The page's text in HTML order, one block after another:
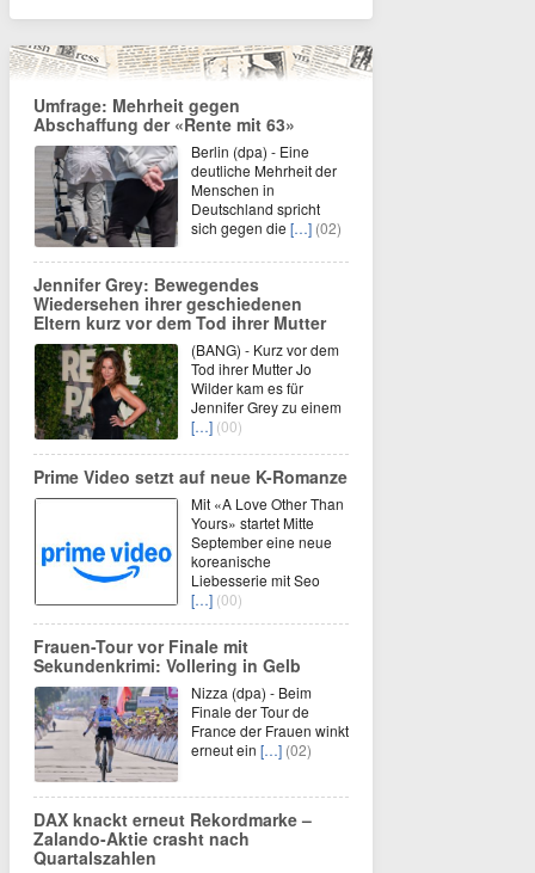
Umfrage: Mehrheit gegen
Abschaffung der «Rente mit 63»
Berlin (dpa) - Eine
deutliche Mehrheit der
Menschen in
Deutschland spricht
sich gegen die […] (02)
Jennifer Grey: Bewegendes
Wiedersehen ihrer geschiedenen
Eltern kurz vor dem Tod ihrer Mutter
(BANG) - Kurz vor dem
Tod ihrer Mutter Jo
Wilder kam es für
Jennifer Grey zu einem
[…] (00)
Prime Video setzt auf neue K-Romanze
Mit «A Love Other Than
Yours» startet Mitte
September eine neue
koreanische
Liebesserie mit Seo
[…] (00)
Frauen-Tour vor Finale mit
Sekundenkrimi: Vollering in Gelb
Nizza (dpa) - Beim
Finale der Tour de
France der Frauen winkt
erneut ein […] (02)
DAX knackt erneut Rekordmarke –
Zalando-Aktie crasht nach
Quartalszahlen